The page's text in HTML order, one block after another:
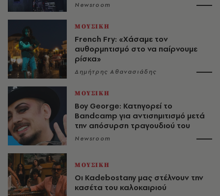
Newsroom
ΜΟΥΣΙΚΗ
French Fry: «Χάσαμε τον
αυθορμητισμό στο να παίρνουμε
ρίσκα»
Δημήτρης Αθανασιάδης
ΜΟΥΣΙΚΗ
Boy George: Κατηγορεί το
Bandcamp για αντισημιτισμό μετά
την απόσυρση τραγουδιού του
Newsroom
ΜΟΥΣΙΚΗ
Οι Kadebostany μας στέλνουν την
κασέτα του καλοκαιριού